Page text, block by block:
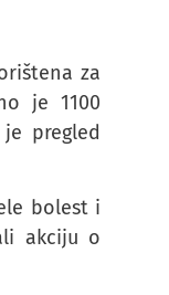
za
je 1100
pregled
bolest i
akciju o